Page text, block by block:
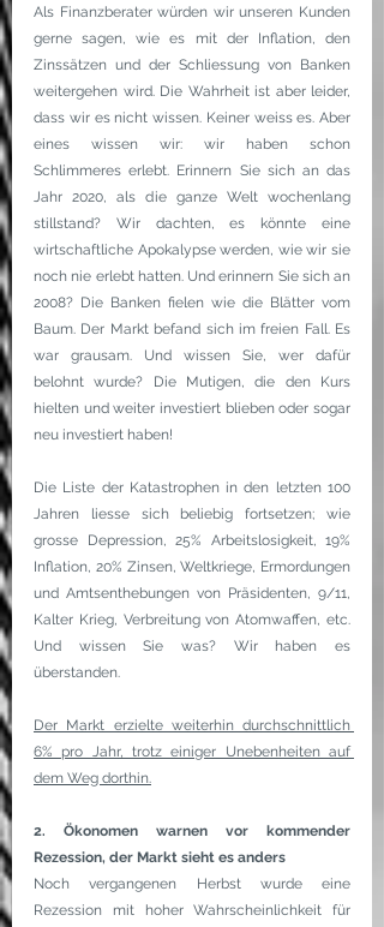
Als Finanzberater würden wir unseren Kunden
gerne sagen, wie es mit der Inflation, den
Zinssätzen und der Schliessung von Banken
weitergehen wird. Die Wahrheit ist aber leider,
dass wir es nicht wissen. Keiner weiss es. Aber
eines wissen wir: wir haben schon
Schlimmeres erlebt. Erinnern Sie sich an das
Jahr 2020, als die ganze Welt wochenlang
stillstand? Wir dachten, es könnte eine
wirtschaftliche Apokalypse werden, wie wir sie
noch nie erlebt hatten. Und erinnern Sie sich an
2008? Die Banken fielen wie die Blätter vom
Baum. Der Markt befand sich im freien Fall. Es
war grausam. Und wissen Sie, wer dafür
belohnt wurde? Die Mutigen, die den Kurs
hielten und weiter investiert blieben oder sogar
neu investiert haben!
Die Liste der Katastrophen in den letzten 100
Jahren liesse sich beliebig fortsetzen; wie
grosse Depression, 25% Arbeitslosigkeit, 19%
Inflation, 20% Zinsen, Weltkriege, Ermordungen
und Amtsenthebungen von Präsidenten, 9/11,
Kalter Krieg, Verbreitung von Atomwaffen, etc.
Und wissen Sie was? Wir haben es
überstanden.
Der Markt erzielte weiterhin durchschnittlich
6% pro Jahr, trotz einiger Unebenheiten auf
dem Weg dorthin.
2. Ökonomen warnen vor kommender
Rezession, der Markt sieht es anders
Noch vergangenen Herbst wurde eine
Rezession mit hoher Wahrscheinlichkeit für